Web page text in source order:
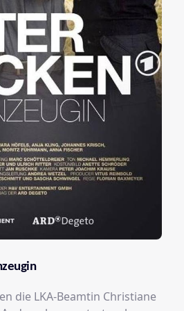
die LKA-Beamtin Christiane